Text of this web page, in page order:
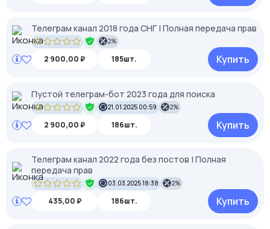
Телеграм канал 2018 года СНГ | Полная передача прав
2%
2 900,00 ₽ 185шт. Купить
Пустой телеграм-бот 2023 года для поиска
21.01.2025 00:59 2%
2 900,00 ₽ 186шт. Купить
Телеграм канал 2022 года без постов | Полная
передача прав
03.03.2025 18:38 2%
435,00 ₽ 186шт. Купить